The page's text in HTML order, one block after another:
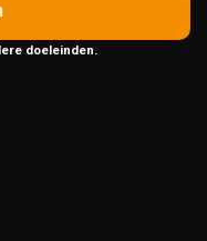
doeleinden.